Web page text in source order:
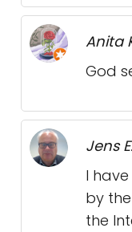
Anita
God
Jens
I
by
the